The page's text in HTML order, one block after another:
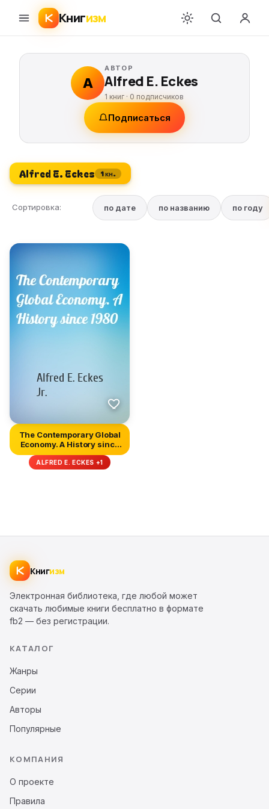
Книгизм
A
АВТОР
Alfred E. Eckes
1 книг ·0 подписчиков
Подписаться
Alfred E. Eckes 1 кн.
Сортировка: по дате по названию по году
The Contemporary Global
Economy. A History since
1...
ALFRED E. ECKES +1
Книгизм
Электронная библиотека, где любой может
скачать любимые книги бесплатно в формате
fb2 — без регистрации.
КАТАЛОГ
Жанры
Серии
Авторы
Популярные
КОМПАНИЯ
О проекте
Правила